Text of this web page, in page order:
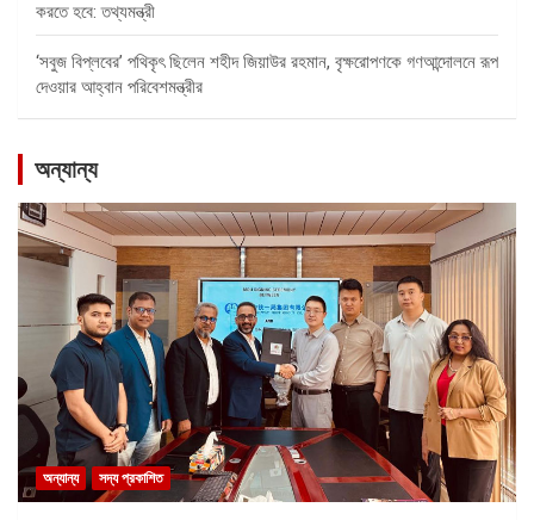
করতে হবে: তথ্যমন্ত্রী
‘সবুজ বিপ্লবের’ পথিকৃৎ ছিলেন শহীদ জিয়াউর রহমান, বৃক্ষরোপণকে গণআন্দোলনে রূপ
দেওয়ার আহ্বান পরিবেশমন্ত্রীর
অন্যান্য
অন্যান্য সদ্য প্রকাশিত